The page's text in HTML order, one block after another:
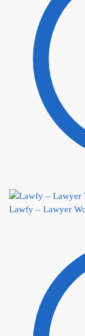
Lawfy – Lawyer